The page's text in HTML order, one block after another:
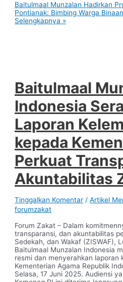
Baitulmaal Munzalan Hadirkan
Pontianak: Bimbing Warga
Selengkapnya »
Baitulmaal
Indonesia
Laporan
kepada
Perkuat
Akuntabilitas
Tinggalkan Komentar /Artikel
forumzakat
Forum Zakat – Dalam
transparansi, dan akuntabilitas
Sedekah, dan Wakaf (ZISWAF),
Baitulmaal Munzalan Indonesia
resmi dan menyerahkan laporan
Kementerian Agama Republik
Selasa, 17 Juni 2025. Audiensi